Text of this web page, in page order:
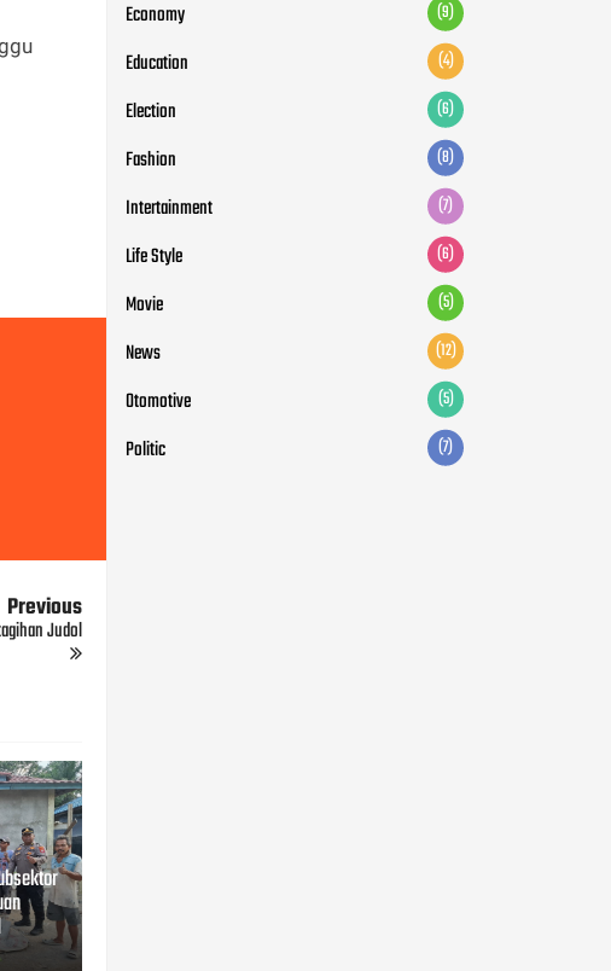
Previous
Judol
Life Style (6)
Movie (5)
News (12)
Otomotive (5)
Politic (7)